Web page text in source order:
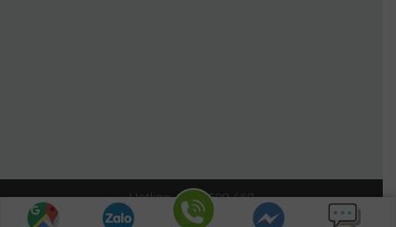
Hotline: 0968.509.468
© Nệm Thắng Lợi.Website được thiết kế bởi:PhucT Digital